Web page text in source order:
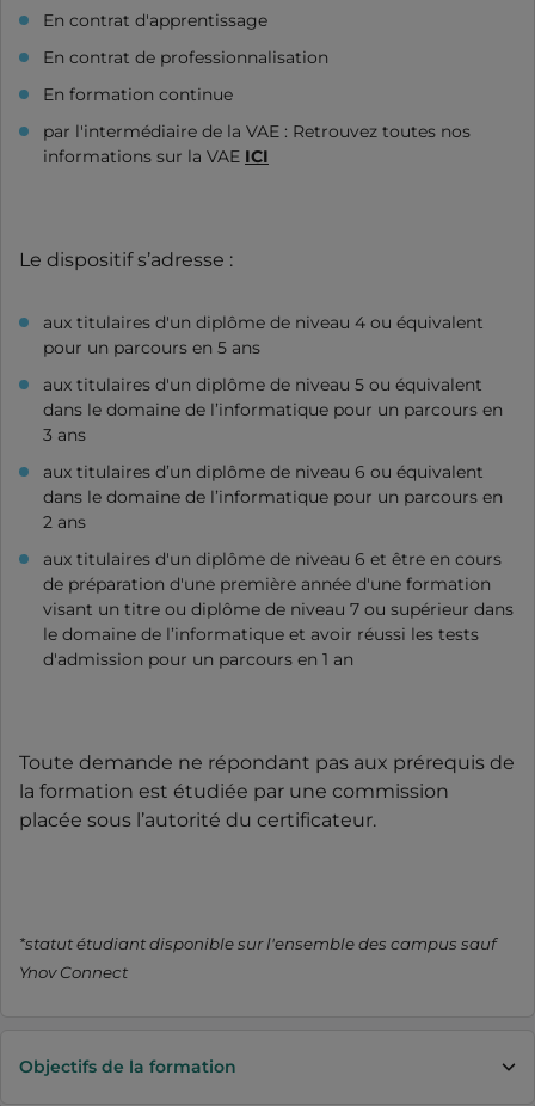
En contrat d'apprentissage
En contrat de professionnalisation
En formation continue
par l'intermédiaire de la VAE : Retrouvez toutes nos
informations sur la VAE ICI
Le dispositif s’adresse :
aux titulaires d'un diplôme de niveau 4 ou équivalent
pour un parcours en 5 ans
aux titulaires d'un diplôme de niveau 5 ou équivalent
dans le domaine de l’informatique pour un parcours en
3 ans
aux titulaires d’un diplôme de niveau 6 ou équivalent
dans le domaine de l’informatique pour un parcours en
2 ans
aux titulaires d'un diplôme de niveau 6 et être en cours
de préparation d'une première année d'une formation
visant un titre ou diplôme de niveau 7 ou supérieur dans
le domaine de l’informatique et avoir réussi les tests
d'admission pour un parcours en 1 an
Toute demande ne répondant pas aux prérequis de
la formation est étudiée par une commission
placée sous l’autorité du certificateur.
*statut étudiant disponible sur l'ensemble des campus sauf
Ynov Connect
Objectifs de la formation